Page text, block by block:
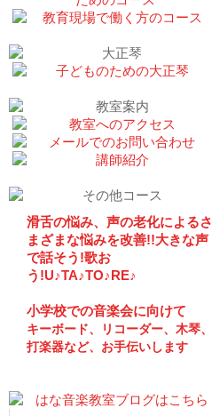
滑舌の悩み、声の老化によるさ
まざまな悩みを改善!!大きな声
で話そう!歌お
う!U♪TA♪TO♪RE♪
小学校での音楽会に向けて
キーボード、リコーダー、木琴、
打楽器など、お手伝いします